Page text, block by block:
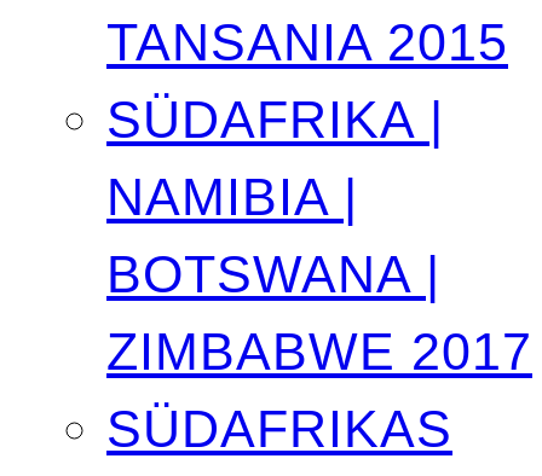
TANSANIA 2015
SÜDAFRIKA |
NAMIBIA |
BOTSWANA |
ZIMBABWE 2017
SÜDAFRIKAS